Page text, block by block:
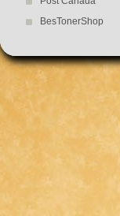
BesTonerShop